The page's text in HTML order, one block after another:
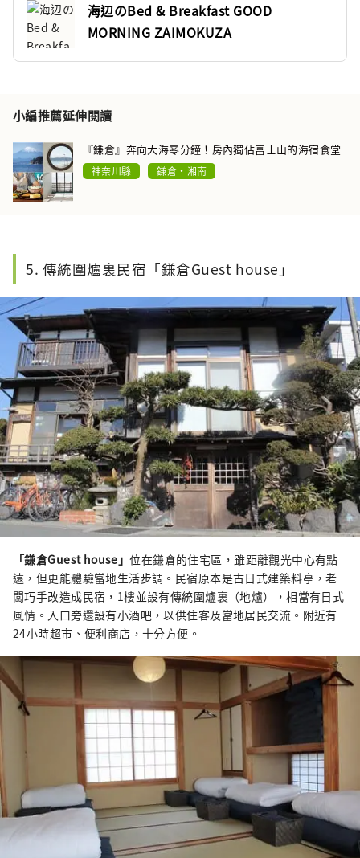
海辺のBed & Breakfast GOOD
MORNING ZAIMOKUZA
小編推薦延伸閱讀
『鎌倉』奔向大海零分鐘！房內獨佔富士山的海宿食堂
神奈川縣 鎌倉・湘南
5. 傳統圍爐裏民宿「鎌倉Guest house」
「鎌倉Guest house」位在鎌倉的住宅區，雖距離觀光中心有點
遠，但更能體驗當地生活步調。民宿原本是古日式建築料亭，老
闆巧手改造成民宿，1樓並設有傳統圍爐裏（地爐），相當有日式
風情。入口旁還設有小酒吧，以供住客及當地居民交流。附近有
24小時超市、便利商店，十分方便。